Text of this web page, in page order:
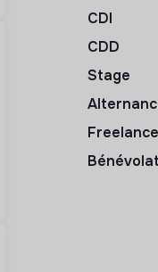
CDI
CDD
Stage
Freelance
Bénévolat